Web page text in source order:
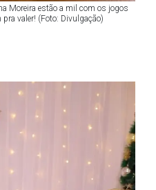
Moreira estão a mil com os jogos
valer! (Foto: Divulgação)